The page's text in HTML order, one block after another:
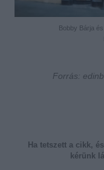
Bobby Bárja
Forrás:
Ha tetszett a cikk,
kérünk